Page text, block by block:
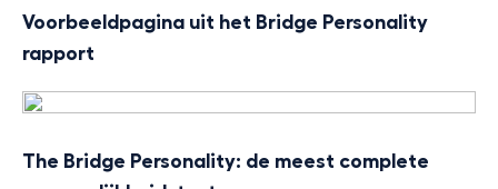
Voorbeeldpagina uit het Bridge Personality
rapport
The Bridge Personality: de meest complete